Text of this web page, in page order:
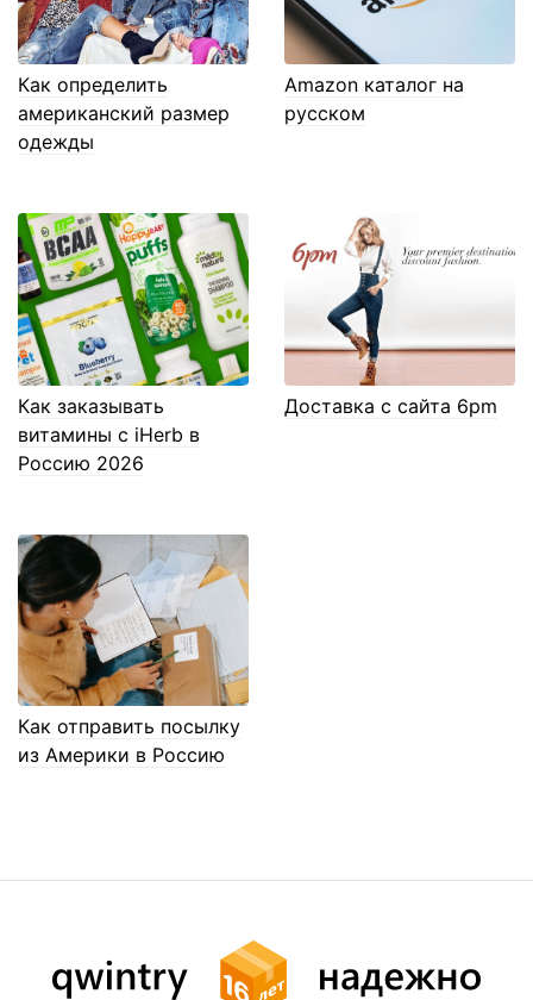
Как определить
американский размер
одежды
Amazon каталог на
русском
Как заказывать
витамины с iHerb в
Россию 2026
Доставка с сайта 6pm
Как отправить посылку
из Америки в Россию